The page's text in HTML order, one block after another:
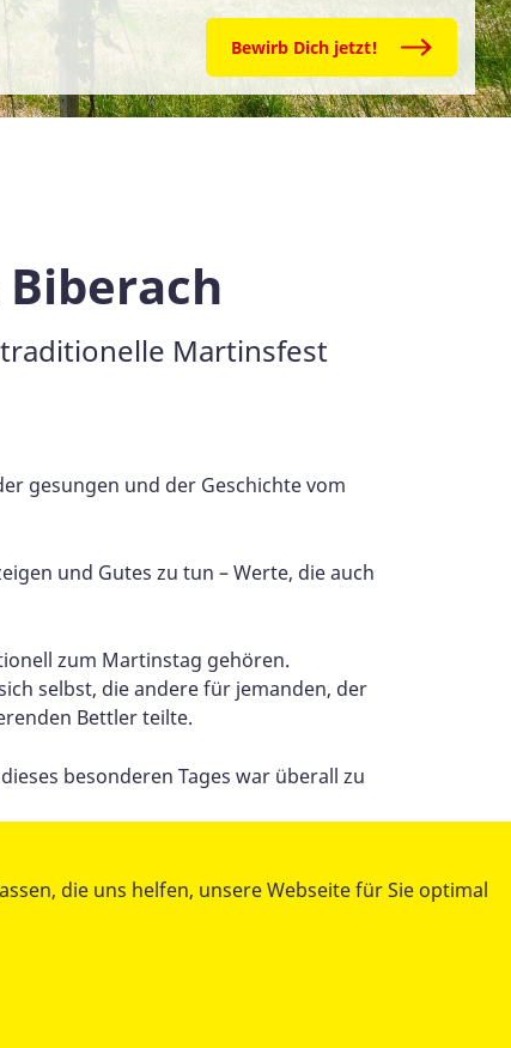
Bewirb Dich jetzt!
traditionelle Martinsfest
gesungen und der Geschichte vom
und Gutes zu tun – Werte, die auch
zum Martinstag gehören.
selbst, die andere für jemanden, der
Bettler teilte.
besonderen Tages war überall zu
die uns helfen, unsere Webseite für Sie optimal